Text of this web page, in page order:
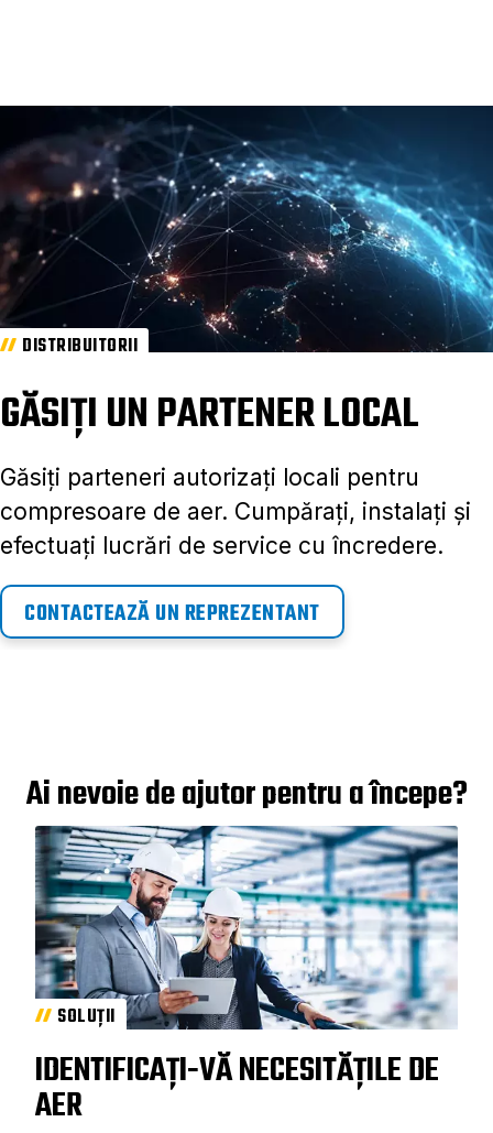
DISTRIBUITORII
GĂSIȚI UN PARTENER LOCAL
Găsiți parteneri autorizați locali pentru
compresoare de aer. Cumpărați, instalați și
efectuați lucrări de service cu încredere.
CONTACTEAZĂ UN REPREZENTANT
Ai nevoie de ajutor pentru a începe?
SOLUȚII
IDENTIFICAȚI-VĂ NECESITĂȚILE DE
AER